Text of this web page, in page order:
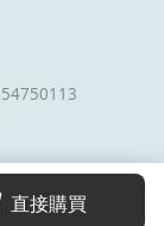
直接購買
54750113